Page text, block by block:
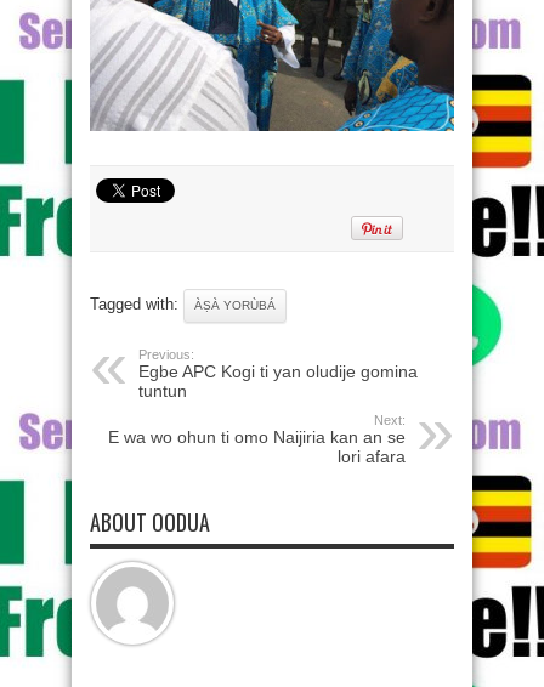
Tagged with: ÀṢÀ YORÙBÁ
Previous:
Egbe APC Kogi ti yan oludije gomina
tuntun
Next:
E wa wo ohun ti omo Naijiria kan an se
lori afara
ABOUT OODUA